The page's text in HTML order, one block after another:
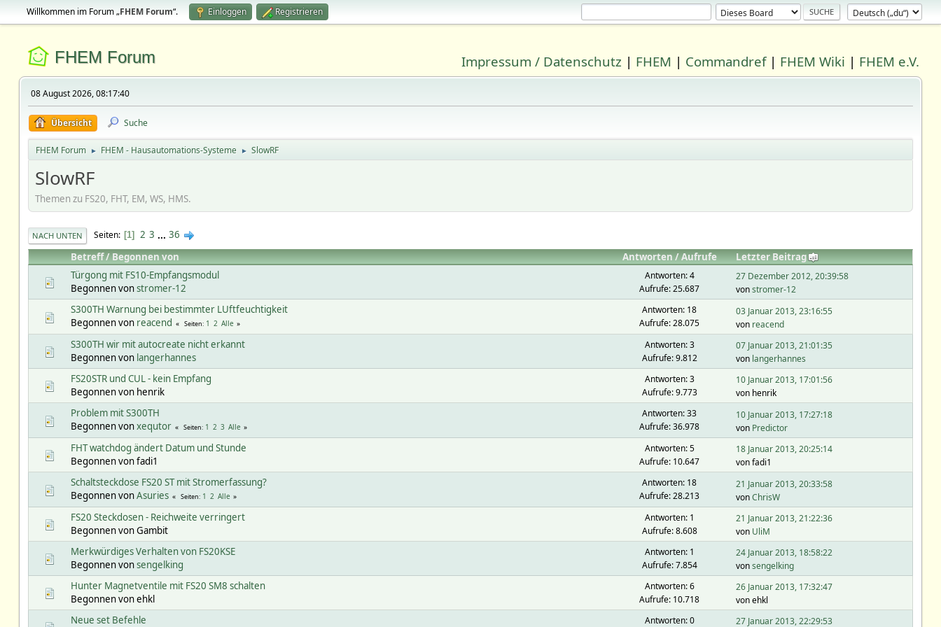
Willkommen im Forum „FHEM Forum“. Einloggen Registrieren
FHEM Forum Impressum / Datenschutz | FHEM | Commandref| FHEM Wiki | FHEM e.V.
08 August 2026, 08:17:40
Übersicht Suche
FHEM Forum ► FHEM - Hausautomations-Systeme ► SlowRF
SlowRF
Themen zu FS20, FHT, EM, WS, HMS.
NACH UNTEN Seiten 1 2 3 ... 36
Betreff/Begonnen von Antworten/Aufrufe
Letzter Beitrag
Türgong mit FS10-Empfangsmodul
Begonnen vonstromer-12
Antworten: 4
Aufrufe: 25.687
27 Dezember 2012, 20:39:58
vonstromer-12
S300TH Warnung bei bestimmter LUftfeuchtigkeit
Begonnen von reacend Seiten 1 2 Alle
Antworten: 18
Aufrufe: 28.075
03 Januar 2013, 23:16:55
von reacend
S300TH wir mit autocreate nicht erkannt
Begonnen von langerhannes
Antworten: 3
Aufrufe: 9.812
07 Januar 2013, 21:01:35
von langerhannes
FS20STR und CUL - kein Empfang
Begonnen von henrik
Antworten: 3
Aufrufe: 9.773
10 Januar 2013, 17:01:56
von henrik
Problem mit S300TH
Begonnen vonxequtor Seiten 1 2 3 Alle
Antworten: 33
Aufrufe: 36.978
10 Januar 2013, 17:27:18
von Predictor
FHT watchdog ändert Datum und Stunde
Begonnen von fadi1
Antworten: 5
Aufrufe: 10.647
18 Januar 2013, 20:25:14
von fadi1
Schaltsteckdose FS20 ST mit Stromerfassung?
Begonnen vonAsuries Seiten 1 2 Alle
Antworten: 18
Aufrufe: 28.213
21 Januar 2013, 20:33:58
vonChrisW
FS20 Steckdosen - Reichweite verringert
Begonnen von Gambit
Antworten: 1
Aufrufe: 8.608
21 Januar 2013, 21:22:36
von UliM
Merkwürdiges Verhalten von FS20KSE
Begonnen vonsengelking
Antworten: 1
Aufrufe: 7.854
24 Januar 2013, 18:58:22
vonsengelking
Hunter Magnetventile mit FS20 SM8 schalten
Begonnen von ehkl
Antworten: 6
Aufrufe: 10.718
26 Januar 2013, 17:32:47
von ehkl
Neue set Befehle
Antworten: 0
27 Januar 2013, 22:29:53